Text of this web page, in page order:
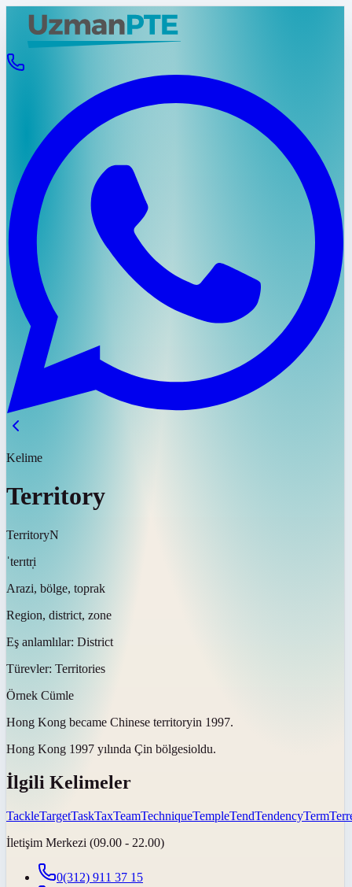
Kelime
Territory
TerritoryN
ˈterɪtr̩i
Arazi, bölge, toprak
Region, district, zone
Eş anlamlılar: District
Türevler: Territories
Örnek Cümle
Hong Kong became Chinese territoryin 1997.
Hong Kong 1997 yılında Çin bölgesioldu.
İlgili Kelimeler
TackleTargetTaskTaxTeamTechniqueTempleTendTendencyTerm
İletişim Merkezi (09.00 - 22.00)
0(312) 911 37 15